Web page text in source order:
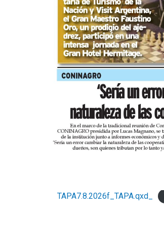
TAPA7.8.2026f_TAPA.qxd_